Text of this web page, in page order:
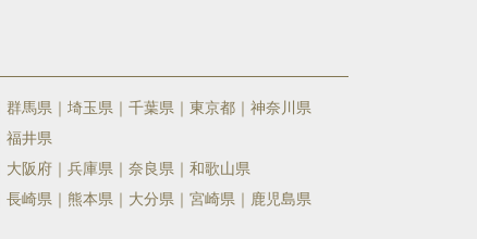
群馬県 埼玉県 千葉県 東京都
神奈川県
福井県
大阪府 兵庫県 奈良県
和歌山県
長崎県 熊本県 大分県 宮崎県
鹿児島県